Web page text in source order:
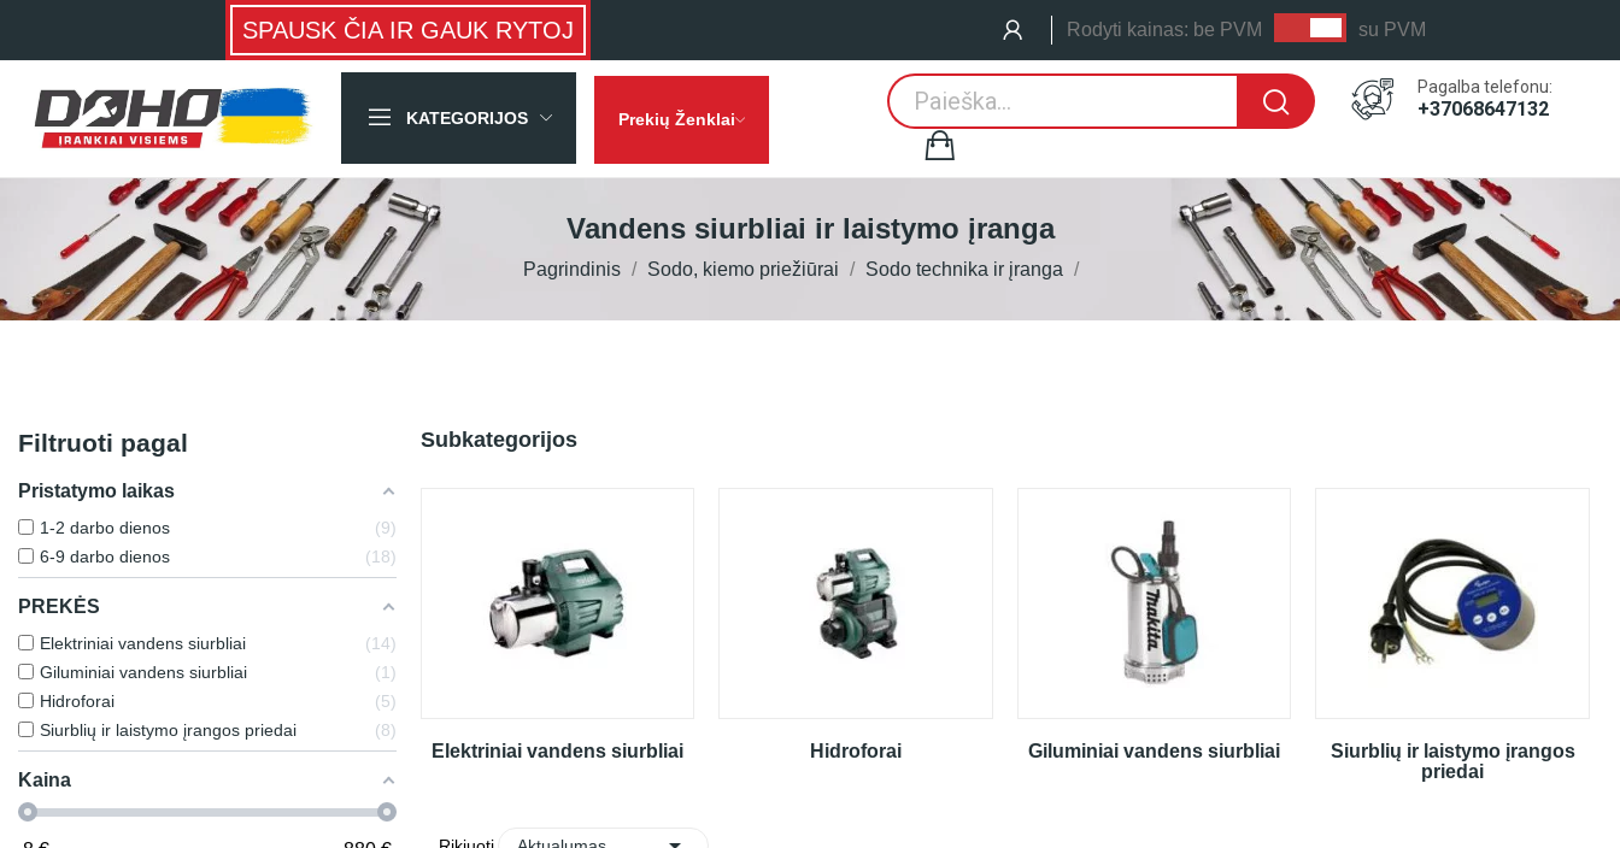
SPAUSK ČIA IR GAUK RYTOJ Rodyti kainas: be PVM su PVM
KATEGORIJOS Prekių Ženklai
Pagalba telefonu:
+37068647132
Vandens siurbliai ir laistymo įranga
Pagrindinis Sodo, kiemo priežiūrai Sodo technika ir įranga
Filtruoti pagal
Pristatymo laikas
1-2 darbo dienos
9
6-9 darbo dienos
18
PREKĖS
Elektriniai vandens siurbliai
14
Giluminiai vandens siurbliai
1
Hidroforai
5
Siurblių ir laistymo įrangos priedai
8
Kaina
Subkategorijos
Elektriniai vandens siurbliai Hidroforai Giluminiai vandens siurbliai
Siurblių ir laistymo įrangos
priedai